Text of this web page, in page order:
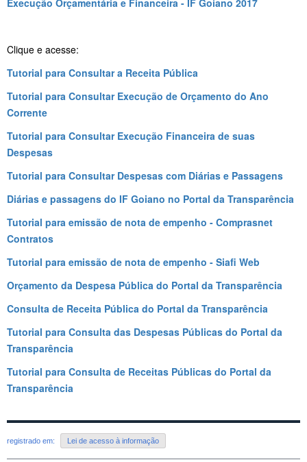
Clique e acesse:
Tutorial para Consultar a Receita Pública
Tutorial para Consultar Execução de Orçamento do Ano
Corrente
Tutorial para Consultar Execução Financeira de suas
Despesas
Tutorial para Consultar Despesas com Diárias e Passagens
Diárias e passagens do IF Goiano no Portal da Transparência
Tutorial para emissão de nota de empenho - Comprasnet
Contratos
Tutorial para emissão de nota de empenho - Siafi Web
Orçamento da Despesa Pública do Portal da Transparência
Consulta de Receita Pública do Portal da Transparência
Tutorial para Consulta das Despesas Públicas do Portal da
Transparência
Tutorial para Consulta de Receitas Públicas do Portal da
Transparência
registrado em: Lei de acesso à informação